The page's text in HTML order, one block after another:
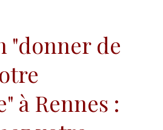
"donner de
à Rennes :